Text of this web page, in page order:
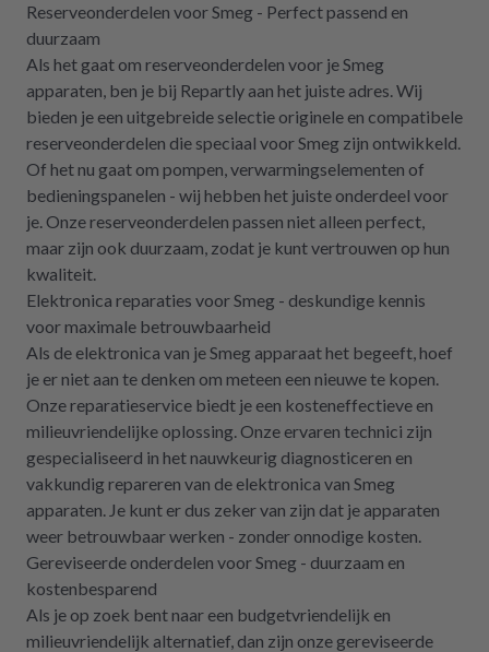
Reserveonderdelen voor Smeg - Perfect passend en
duurzaam
Als het gaat om reserveonderdelen voor je Smeg
apparaten, ben je bij Repartly aan het juiste adres. Wij
bieden je een uitgebreide selectie originele en compatibele
reserveonderdelen die speciaal voor Smeg zijn ontwikkeld.
Of het nu gaat om pompen, verwarmingselementen of
bedieningspanelen - wij hebben het juiste onderdeel voor
je. Onze reserveonderdelen passen niet alleen perfect,
maar zijn ook duurzaam, zodat je kunt vertrouwen op hun
kwaliteit.
Elektronica reparaties voor Smeg - deskundige kennis
voor maximale betrouwbaarheid
Als de elektronica van je Smeg apparaat het begeeft, hoef
je er niet aan te denken om meteen een nieuwe te kopen.
Onze reparatieservice biedt je een kosteneffectieve en
milieuvriendelijke oplossing. Onze ervaren technici zijn
gespecialiseerd in het nauwkeurig diagnosticeren en
vakkundig repareren van de elektronica van Smeg
apparaten. Je kunt er dus zeker van zijn dat je apparaten
weer betrouwbaar werken - zonder onnodige kosten.
Gereviseerde onderdelen voor Smeg - duurzaam en
kostenbesparend
Als je op zoek bent naar een budgetvriendelijk en
milieuvriendelijk alternatief, dan zijn onze gereviseerde